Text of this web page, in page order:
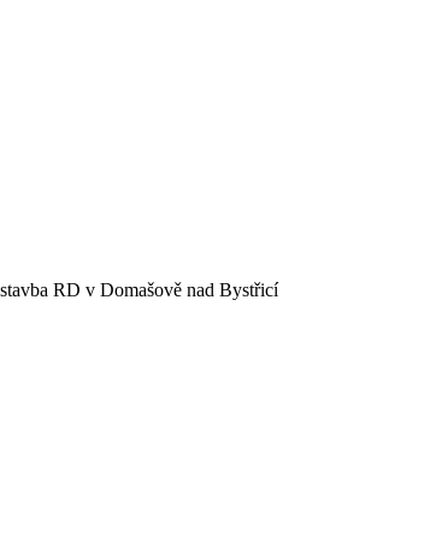
RD v Domašově nad Bystřicí